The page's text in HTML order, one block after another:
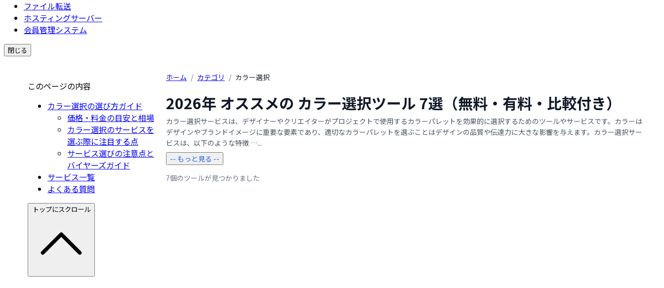
ファイル転送
ホスティングサーバー
会員管理システム
閉じる
このページの内容
カラー選択の選び方ガイド
価格・料金の目安と相場
カラー選択のサービスを
選ぶ際に注目する点
サービス選びの注意点と
バイヤーズガイド
サービス一覧
よくある質問
トップにスクロール
ホーム / カテゴリ / カラー選択
2026年 オススメの カラー選択ツール 7選（無料・有料・比較付き）
カラー選択サービスは、デザイナーやクリエイターがプロジェクトで使用するカラーパレットを効果的に選択するためのツールやサービスです。カラーは
デザインやブランドイメージに重要な要素であり、適切なカラーパレットを選ぶことはデザインの品質や伝達力に大きな影響を与えます。カラー選択サー
ビスは、以下のような特徴 …...
-- もっと見る --
7個のツールが見つかりました